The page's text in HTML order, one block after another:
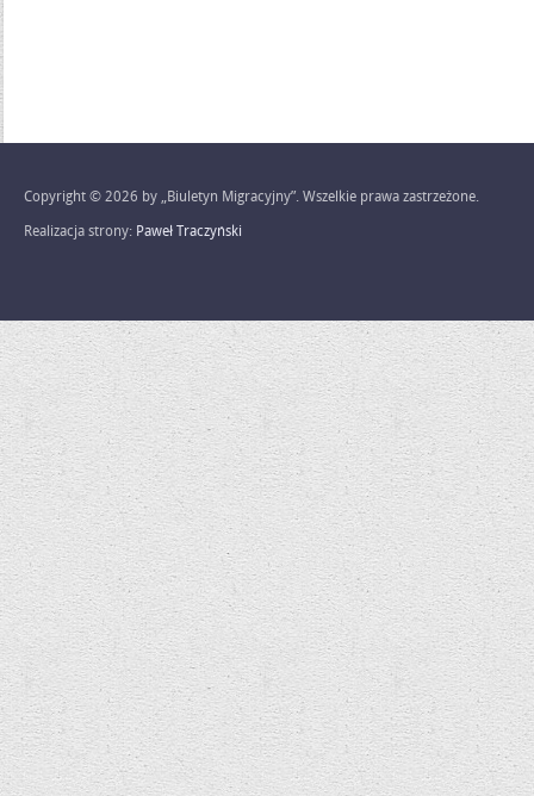
Copyright © 2026 by „Biuletyn Migracyjny”. Wszelkie prawa zastrzeżone.
Realizacja strony: Paweł Traczyński